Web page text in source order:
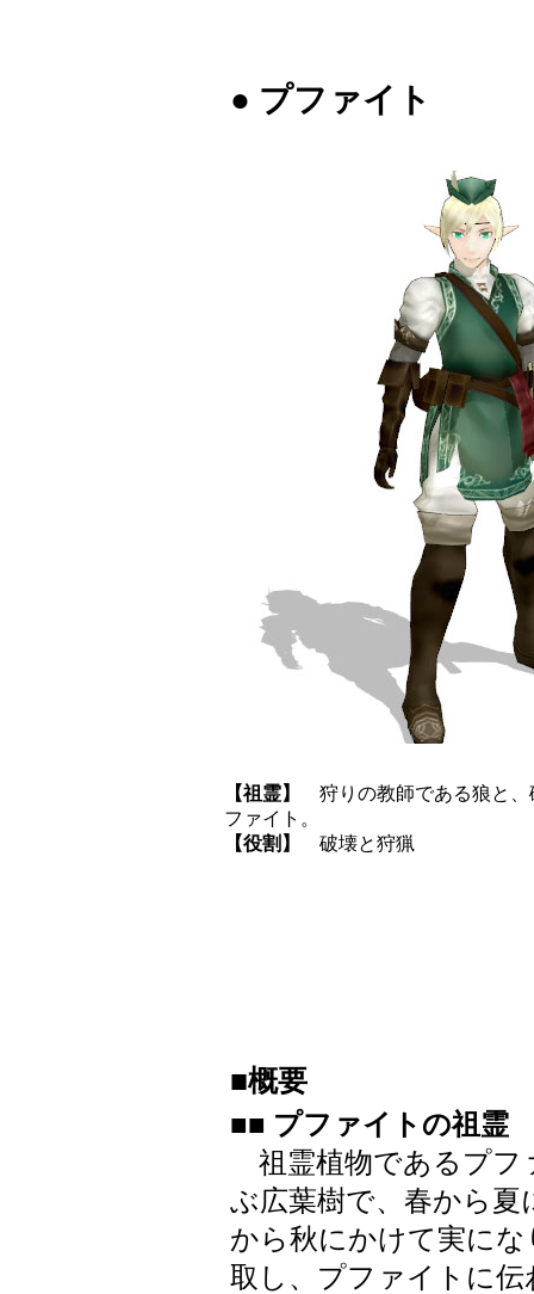
● プファイト
【祖霊】
狩りの教師である狼と、
ファイト。
【役割】
破壊と狩猟
■概要
■■ プファイトの祖霊
祖霊植物であるプフ
ぶ広葉樹で、春から
から秋にかけて実に
取し、プファイトに